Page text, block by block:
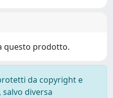
questo prodotto.
da copyright e
diversa